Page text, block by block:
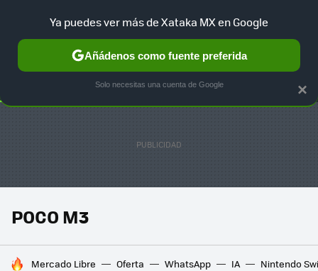
SELECCIÓN GAMING HOME AUTO TERRITORIO
POCO M3
HOY SE HABLA DE
Mercado Libre Oferta WhatsApp IA Nintendo
×
Ya puedes ver más de Xataka MX en Google
Añádenos como fuente preferida
Solo necesitas una cuenta de Google